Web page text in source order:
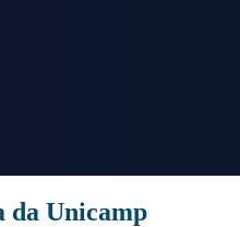
Unicamp